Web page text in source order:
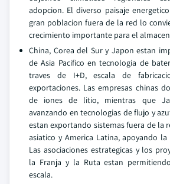
adopcion. El diverso paisaje
gran poblacion fuera de la red lo
crecimiento importante para el
China, Corea del Sur y Japon estan
de Asia Pacifico en tecnologia de
traves de I+D, escala de
exportaciones. Las empresas chinas
de iones de litio, mientras que
avanzando en tecnologias de flujo y
estan exportando sistemas fuera de la
asiatico y America Latina, apoyando
Las asociaciones estrategicas y los
la Franja y la Ruta estan
escala.